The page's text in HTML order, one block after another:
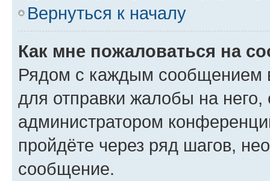
Вернуться к началу
Как мне пожаловаться на
Рядом с каждым сообщением
для отправки жалобы на
администратором
пройдёте через ряд шагов,
сообщение.